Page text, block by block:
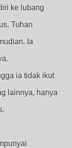
ke lubang
Tuhan
Ia
ia tidak ikut
lainnya, hanya